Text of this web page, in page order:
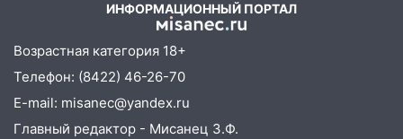
Астрологи назвали самый
опасный день августа: что ждет каждый
знак 5 августа
04.08.2026
23:27 Прокуратура проверяет
капремонт школы в посёлке Налейка
ИНФОРМАЦИОННЫЙ ПОРТАЛ
Возрастная категория 18+
Телефон: (8422) 46-26-70
E-mail: misanec@yandex.ru
Главный редактор - Мисанец З.Ф.